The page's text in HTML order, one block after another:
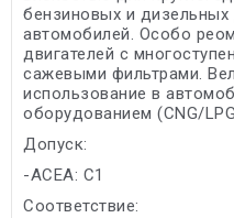
бензиновых и дизельных
автомобилей. Особо
двигателей с
сажевыми фильтрами.
использование в
оборудованием (CNG/
Допуск:
-ACEA: C1
Соответствие: